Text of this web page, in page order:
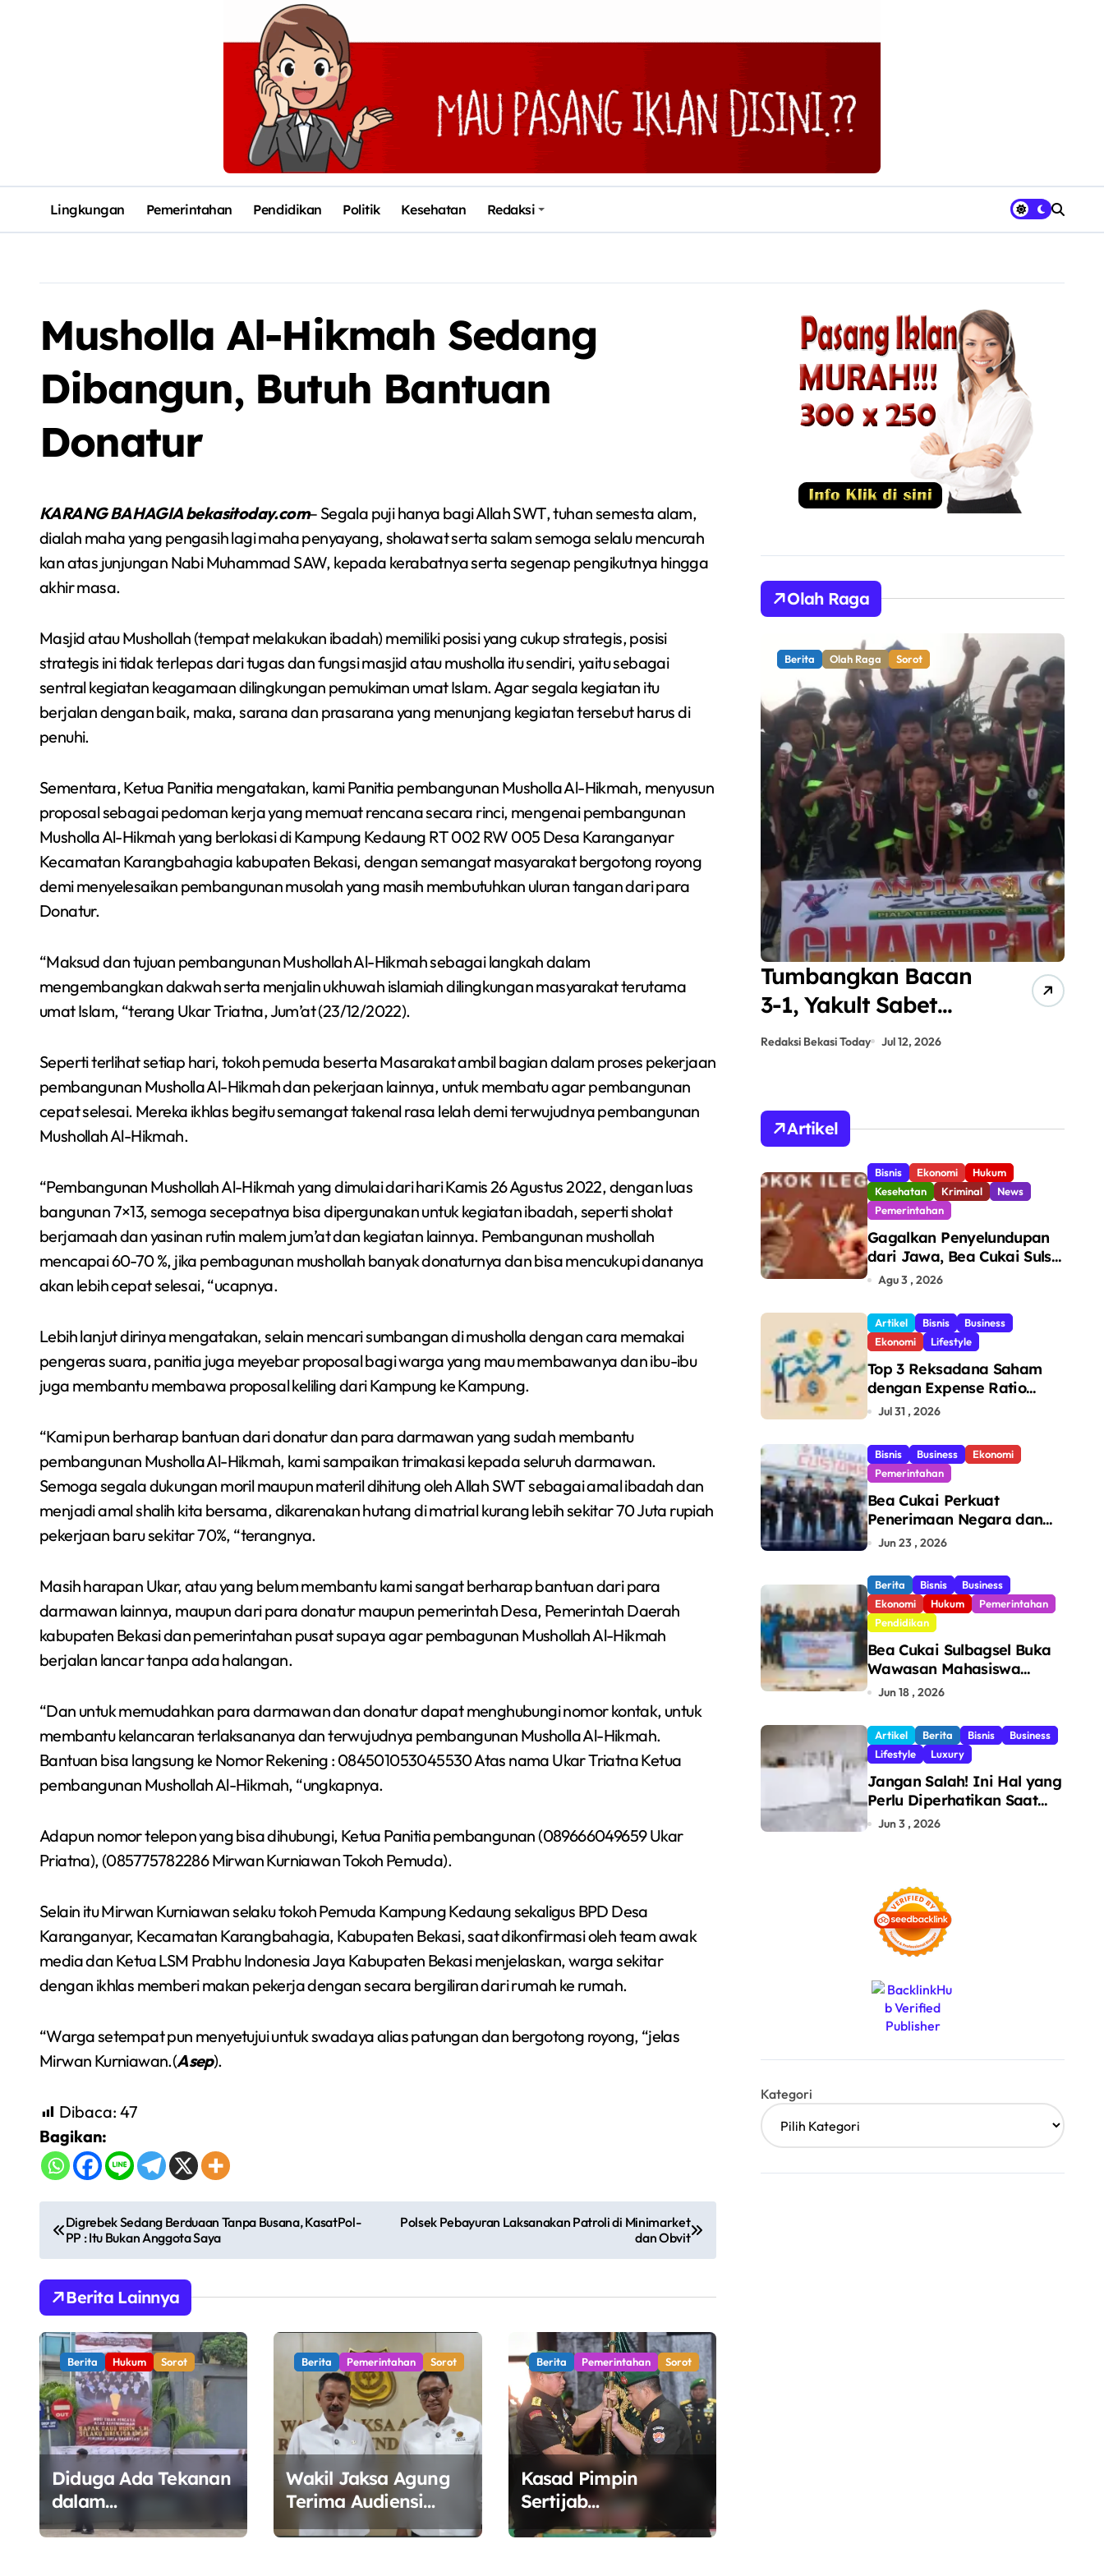
Lingkungan Pemerintahan Pendidikan Politik Kesehatan Redaksi
Musholla Al-Hikmah Sedang
Dibangun, Butuh Bantuan
Donatur
KARANG BAHAGIA bekasitoday.com– Segala puji hanya bagi Allah SWT, tuhan semesta alam,
dialah maha yang pengasih lagi maha penyayang, sholawat serta salam semoga selalu mencurah
kan atas junjungan Nabi Muhammad SAW, kepada kerabatnya serta segenap pengikutnya hingga
akhir masa.
Masjid atau Mushollah (tempat melakukan ibadah) memiliki posisi yang cukup strategis, posisi
strategis ini tidak terlepas dari tugas dan fungsi masjid atau musholla itu sendiri, yaitu sebagai
sentral kegiatan keagamaan dilingkungan pemukiman umat Islam. Agar segala kegiatan itu
berjalan dengan baik, maka, sarana dan prasarana yang menunjang kegiatan tersebut harus di
penuhi.
Sementara, Ketua Panitia mengatakan, kami Panitia pembangunan Musholla Al-Hikmah, menyusun
proposal sebagai pedoman kerja yang memuat rencana secara rinci, mengenai pembangunan
Musholla Al-Hikmah yang berlokasi di Kampung Kedaung RT 002 RW 005 Desa Karanganyar
Kecamatan Karangbahagia kabupaten Bekasi, dengan semangat masyarakat bergotong royong
demi menyelesaikan pembangunan musolah yang masih membutuhkan uluran tangan dari para
Donatur.
“Maksud dan tujuan pembangunan Mushollah Al-Hikmah sebagai langkah dalam
mengembangkan dakwah serta menjalin ukhuwah islamiah dilingkungan masyarakat terutama
umat Islam, “terang Ukar Triatna, Jum’at (23/12/2022).
Seperti terlihat setiap hari, tokoh pemuda beserta Masarakat ambil bagian dalam proses pekerjaan
pembangunan Musholla Al-Hikmah dan pekerjaan lainnya, untuk membatu agar pembangunan
cepat selesai. Mereka ikhlas begitu semangat takenal rasa lelah demi terwujudnya pembangunan
Mushollah Al-Hikmah.
“Pembangunan Mushollah Al-Hikmah yang dimulai dari hari Kamis 26 Agustus 2022, dengan luas
bangunan 7×13, semoga secepatnya bisa dipergunakan untuk kegiatan ibadah, seperti sholat
berjamaah dan yasinan rutin malem jum’at dan kegiatan lainnya. Pembangunan mushollah
mencapai 60-70 %, jika pembagunan mushollah banyak donaturnya dan bisa mencukupi dananya
akan lebih cepat selesai, “ucapnya.
Lebih lanjut dirinya mengatakan, selain mencari sumbangan di musholla dengan cara memakai
pengeras suara, panitia juga meyebar proposal bagi warga yang mau membawanya dan ibu-ibu
juga membantu membawa proposal keliling dari Kampung ke Kampung.
“Kami pun berharap bantuan dari donatur dan para darmawan yang sudah membantu
pembangunan Musholla Al-Hikmah, kami sampaikan trimakasi kepada seluruh darmawan.
Semoga segala dukungan moril maupun materil dihitung oleh Allah SWT sebagai amal ibadah dan
menjadi amal shalih kita bersama, dikarenakan hutang di matrial kurang lebih sekitar 70 Juta rupiah
pekerjaan baru sekitar 70%, “terangnya.
Masih harapan Ukar, atau yang belum membantu kami sangat berharap bantuan dari para
darmawan lainnya, maupun dari para donatur maupun pemerintah Desa, Pemerintah Daerah
kabupaten Bekasi dan pemerintahan pusat supaya agar pembagunan Mushollah Al-Hikmah
berjalan lancar tanpa ada halangan.
“Dan untuk memudahkan para darmawan dan donatur dapat menghubungi nomor kontak, untuk
membantu kelancaran terlaksananya dan terwujudnya pembangunan Musholla Al-Hikmah.
Bantuan bisa langsung ke Nomor Rekening : 084501053045530 Atas nama Ukar Triatna Ketua
pembangunan Mushollah Al-Hikmah, “ungkapnya.
Adapun nomor telepon yang bisa dihubungi, Ketua Panitia pembangunan (089666049659 Ukar
Priatna), (085775782286 Mirwan Kurniawan Tokoh Pemuda).
Selain itu Mirwan Kurniawan selaku tokoh Pemuda Kampung Kedaung sekaligus BPD Desa
Karanganyar, Kecamatan Karangbahagia, Kabupaten Bekasi, saat dikonfirmasi oleh team awak
media dan Ketua LSM Prabhu Indonesia Jaya Kabupaten Bekasi menjelaskan, warga sekitar
dengan ikhlas memberi makan pekerja dengan secara bergiliran dari rumah ke rumah.
“Warga setempat pun menyetujui untuk swadaya alias patungan dan bergotong royong, “jelas
Mirwan Kurniawan.(Asep).
Dibaca: 47
Bagikan:
N
a
v
i
g
a
s
i
p
o
Digrebek Sedang Berduaan Tanpa Busana, KasatPol-
PP : Itu Bukan Anggota Saya
Polsek Pebayuran Laksanakan Patroli di Minimarket
dan Obvit
Berita Lainnya
Berita Hukum Sorot
Diduga Ada Tekanan
dalam
Penandatanganan
Berita Pemerintahan Sorot
Wakil Jaksa Agung
Terima Audiensi
Wamen ESDM,
Berita Pemerintahan Sorot
Kasad Pimpin
Sertijab
Danpuspomad dan
Olah Raga
Berita Olah Raga Sorot
Semarakkan Budaya
Gowes Malam, Warga
Ride Rutin di Babelan
Berita Event Olah Raga Sorot
Siswa SMPN 1
Cikarang Selatan Raih
Kejuaraan Sambo
Open Gubernur Cup
Sumsel 2026
Berita Olah Raga Sorot
Tumbangkan Bacan
3-1, Yakult Sabet
Gelar Juara
Redaksi Bekasi Today Jul 12, 2026
Artikel
Bisnis Ekonomi
Hukum
Kesehatan
Kriminal
News
Pemerintahan
Gagalkan Penyelundupan
dari Jawa, Bea Cukai Sulsel
Sita 7,8 Juta Batang Rokok
di Makassar
Agu 3 , 2026
Artikel Bisnis
Business
Ekonomi
Lifestyle
Top 3 Reksadana Saham
dengan Expense Ratio
Terendah
Jul 31 , 2026
Bisnis Business
Ekonomi
Pemerintahan
Bea Cukai Perkuat
Penerimaan Negara dan
Pengawasan, Setor Rp123,8
Jun 23 , 2026
Berita Bisnis
Business
Ekonomi
Hukum
Pemerintahan
Pendidikan
Bea Cukai Sulbagsel Buka
Wawasan Mahasiswa
Politeknik Bosowa tentang
dan Pencegahan Barang
Ilegal
Jun 18 , 2026
Artikel Berita Bisnis
Business
Lifestyle
Luxury
Jangan Salah! Ini Hal yang
Perlu Diperhatikan Saat
Pasang Big Slab
Jun 3 , 2026
Kategori